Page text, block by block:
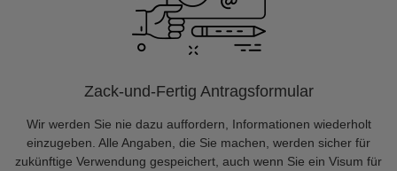
Zack-und-Fertig Antragsformular
Wir werden Sie nie dazu auffordern, Informationen wiederholt
einzugeben. Alle Angaben, die Sie machen, werden sicher für
zukünftige Verwendung gespeichert, auch wenn Sie ein Visum für